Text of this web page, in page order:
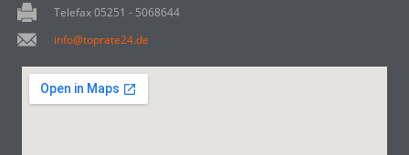
Telefax 05251 - 5068644
info@toprate24.de